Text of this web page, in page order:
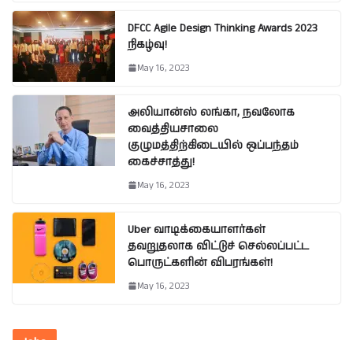
DFCC Agile Design Thinking Awards 2023
நிகழ்வு!
May 16, 2023
அலியான்ஸ் லங்கா, நவலோக
வைத்தியசாலை
குழுமத்திற்கிடையில் ஒப்பந்தம்
கைச்சாத்து!
May 16, 2023
Uber வாடிக்கையாளர்கள்
தவறுதலாக விட்டுச் செல்லப்பட்ட
பொருட்களின் விபரங்கள்!
May 16, 2023